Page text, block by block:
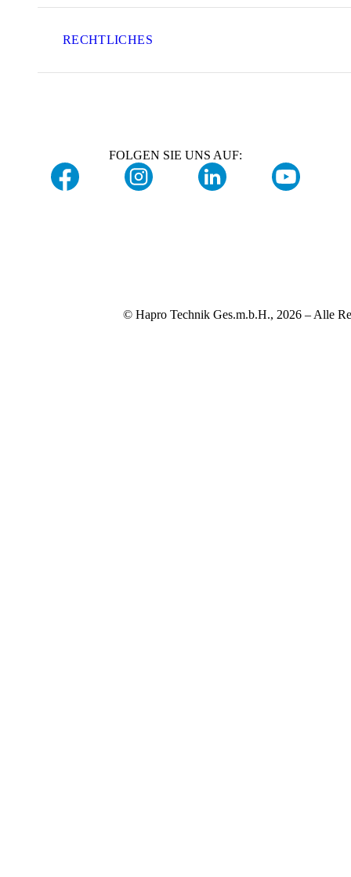
RECHTLICHES
FOLGEN SIE UNS AUF:
© Hapro Technik Ges.m.b.H., 2026 – Alle